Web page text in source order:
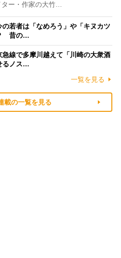
ー・作家の大竹…
の若者は「なめろう」や「キヌカツ
昔の…
急線で多摩川越えて「川崎の大衆酒
るノス…
一覧を見る
載の一覧を見る